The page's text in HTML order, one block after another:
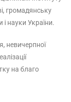
громадянську
науки України.
невичерпної
на благо